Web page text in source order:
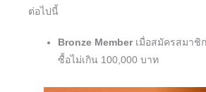
ต่อไปนี้
Bronze Memberเมื่อสมัครสมาชิ
ซื้อไม่เกิน 100,000 บาท